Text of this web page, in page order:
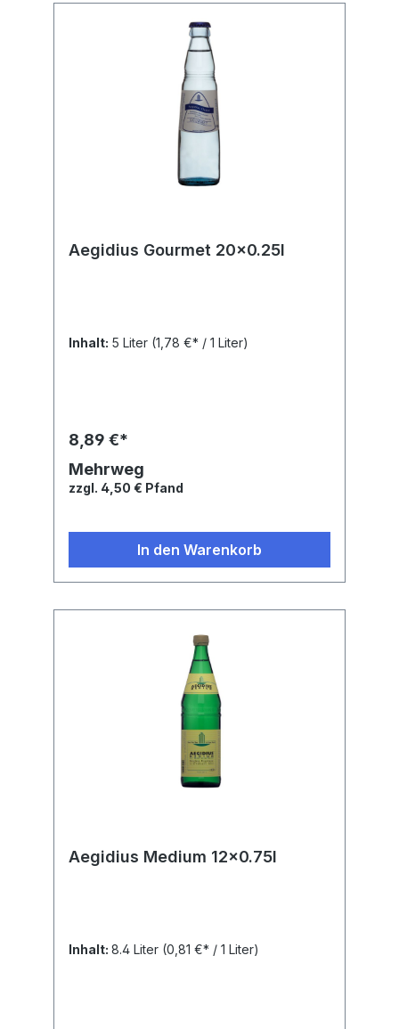
Aegidius Gourmet 20x0.25l
Inhalt: 5 Liter (1,78 €* / 1 Liter)
8,89 €*
Mehrweg
zzgl. 4,50 € Pfand
In den Warenkorb
Aegidius Medium 12x0.75l
Inhalt: 8.4 Liter (0,81 €* / 1 Liter)